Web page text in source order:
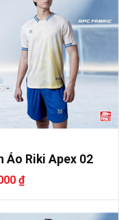
Áo Riki Apex 02
₫